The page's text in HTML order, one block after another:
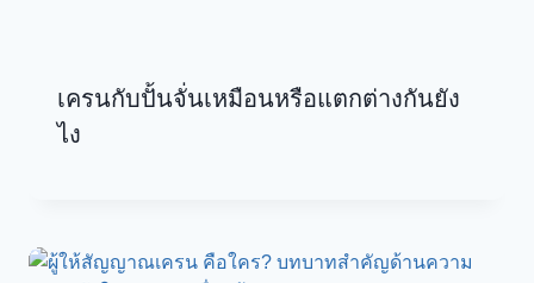
เครนกับปั้นจั่นเหมือนหรือแตกต่างกันยัง
ไง